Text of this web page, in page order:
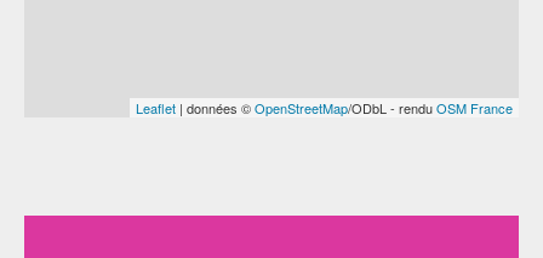
Leaflet | données ©OpenStreetMap/ODbL - renduOSM France